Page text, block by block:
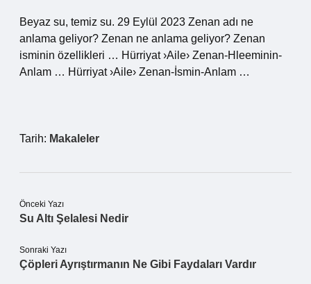
Beyaz su, temiz su. 29 Eylül 2023 Zenan adı ne
anlama geliyor? Zenan ne anlama geliyor? Zenan
isminin özellikleri … Hürriyat ›Aile› Zenan-Hleeminin-
Anlam … Hürriyat ›Aile› Zenan-İsmin-Anlam …
Tarih: Makaleler
Önceki Yazı
Su Altı Şelalesi Nedir
Sonraki Yazı
Çöpleri Ayrıştırmanın Ne Gibi Faydaları Vardır